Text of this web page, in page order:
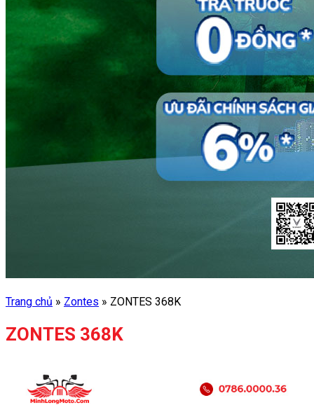
Trang chủ » Zontes » ZONTES 368K
ZONTES 368K